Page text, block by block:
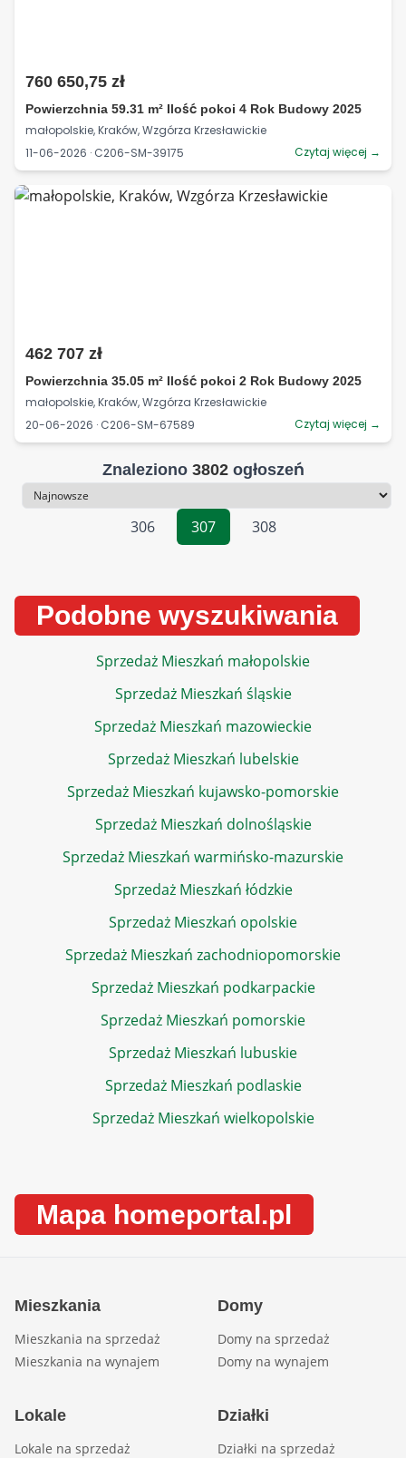
760 650,75 zł
Powierzchnia 59.31 m² Ilość pokoi 4 Rok Budowy 2025
małopolskie, Kraków, Wzgórza Krzesławickie
11-06-2026 · C206-SM-39175
Czytaj więcej →
462 707 zł
Powierzchnia 35.05 m² Ilość pokoi 2 Rok Budowy 2025
małopolskie, Kraków, Wzgórza Krzesławickie
20-06-2026 · C206-SM-67589
Czytaj więcej →
Znaleziono 3802ogłoszeń
Sortowanie
306
307 308
Podobne wyszukiwania
Sprzedaż Mieszkań małopolskie
Sprzedaż Mieszkań śląskie
Sprzedaż Mieszkań mazowieckie
Sprzedaż Mieszkań lubelskie
Sprzedaż Mieszkań kujawsko-pomorskie
Sprzedaż Mieszkań dolnośląskie
Sprzedaż Mieszkań warmińsko-mazurskie
Sprzedaż Mieszkań łódzkie
Sprzedaż Mieszkań opolskie
Sprzedaż Mieszkań zachodniopomorskie
Sprzedaż Mieszkań podkarpackie
Sprzedaż Mieszkań pomorskie
Sprzedaż Mieszkań lubuskie
Sprzedaż Mieszkań podlaskie
Sprzedaż Mieszkań wielkopolskie
Mapa homeportal.pl
Mieszkania
Mieszkania na sprzedaż
Mieszkania na wynajem
Domy
Domy na sprzedaż
Domy na wynajem
Lokale
Lokale na sprzedaż
Działki
Działki na sprzedaż